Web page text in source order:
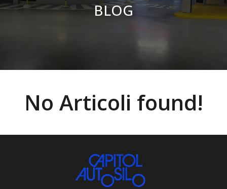
BLOG
No Articoli found!